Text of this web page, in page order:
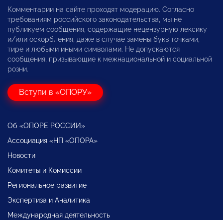
Комментарии на сайте проходят модерацию. Согласно
требованиям российского законодательства, мы не
публикуем сообщения, содержащие нецензурную лексику
и/или оскорбления, даже в случае замены букв точками,
тире и любыми иными символами. Не допускаются
сообщения, призывающие к межнациональной и социальной
розни.
Вступи в «ОПОРУ»
Об «ОПОРЕ РОССИИ»
Ассоциация «НП «ОПОРА»
Новости
Комитеты и Комиссии
Региональное развитие
Экспертиза и Аналитика
Международная деятельность